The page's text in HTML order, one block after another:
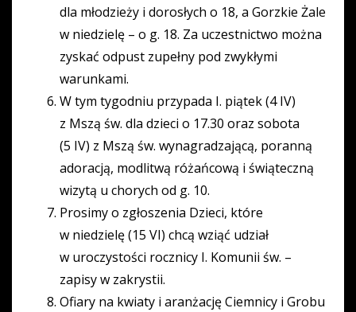
dla młodzieży i dorosłych o 18, a Gorzkie Żale
w niedzielę – o g. 18. Za uczestnictwo można
zyskać odpust zupełny pod zwykłymi
warunkami.
W tym tygodniu przypada I. piątek (4 IV)
z Mszą św. dla dzieci o 17.30 oraz sobota
(5 IV) z Mszą św. wynagradzającą, poranną
adoracją, modlitwą różańcową i świąteczną
wizytą u chorych od g. 10.
Prosimy o zgłoszenia Dzieci, które
w niedzielę (15 VI) chcą wziąć udział
w uroczystości rocznicy I. Komunii św. –
zapisy w zakrystii.
Ofiary na kwiaty i aranżację Ciemnicy i Grobu